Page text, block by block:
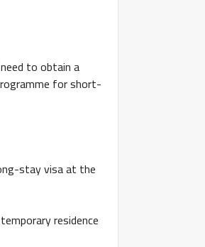
to obtain a
for short-
stay visa at the
residence